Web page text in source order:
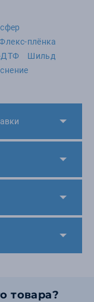
плёнка
Шильд
товара?